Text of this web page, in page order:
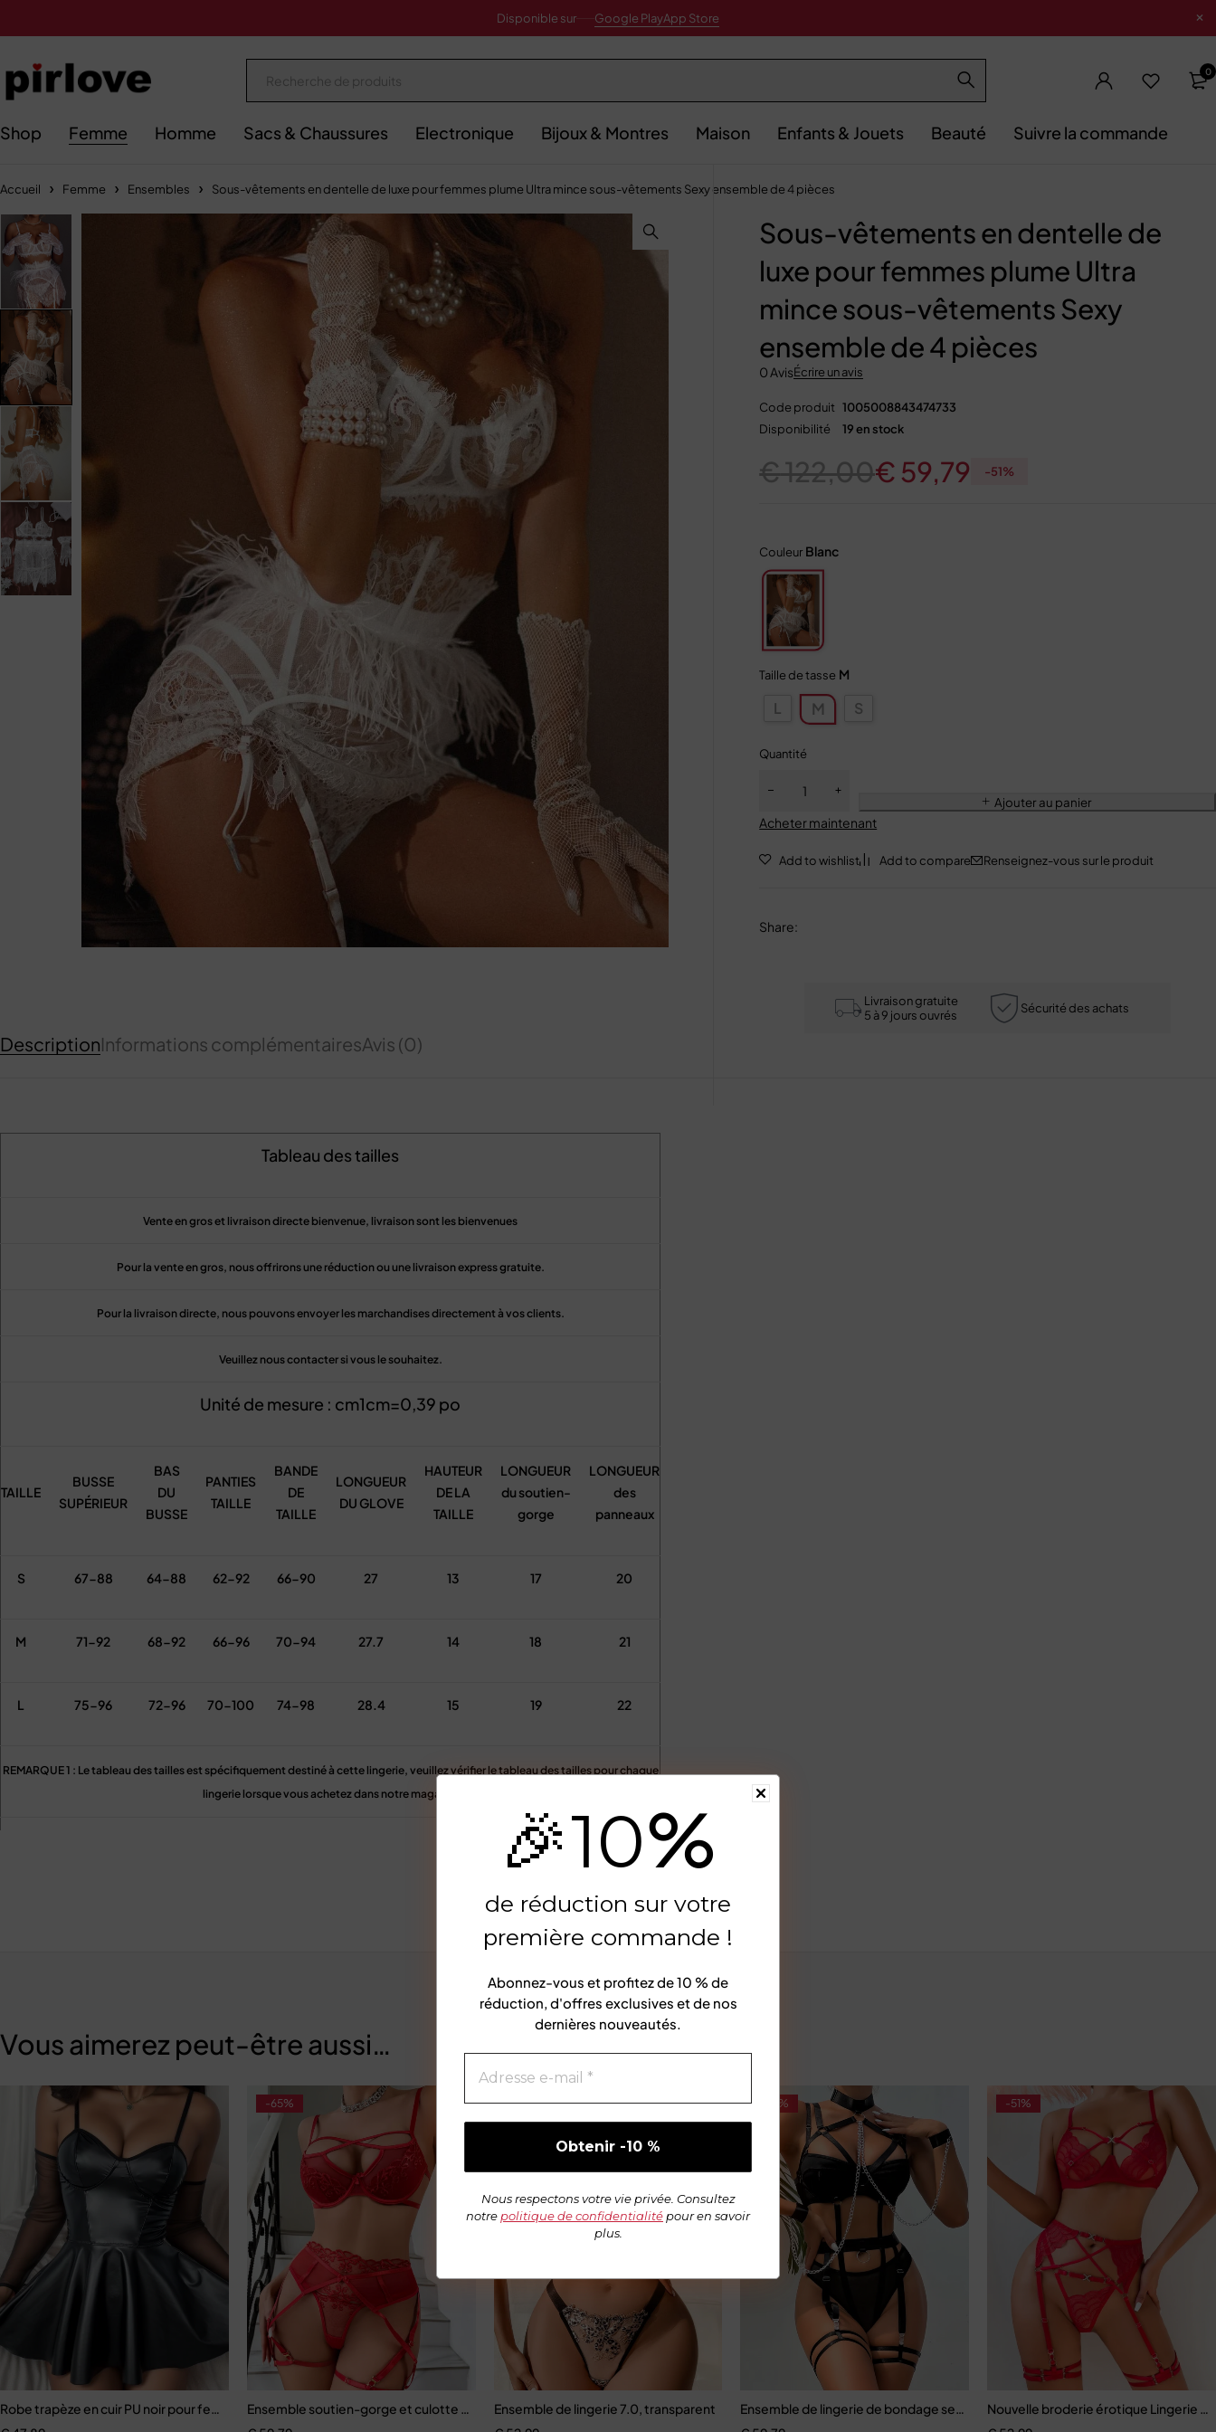
Disponible sur Google PlayApp Store
0
Shop Femme Homme Sacs & Chaussures Electronique Bijoux & Montres Maison Enfants & Jouets Beauté Suivre la commande
Accueil Femme Ensembles Sous-vêtements en dentelle de luxe pour femmes plume Ultra mince sous-vêtements Sexy ensemble de 4 pièces
Sous-vêtements en dentelle de
luxe pour femmes plume Ultra
mince sous-vêtements Sexy
ensemble de 4 pièces
0 AvisÉcrire un avis
Code produit 1005008843474733
Disponibilité
19 en stock
€122,00€59,79 -51%
Couleur Blanc
Taille de tasse M
L M S
Quantité
Ajouter au panier
Acheter maintenant
Renseignez-vous sur le produit
Share:
Livraison gratuite
5 à 9 jours ouvrés
Sécurité des achats
DescriptionInformations complémentairesAvis (0)
Tableau des tailles
Vente en gros et livraison directe bienvenue, livraison sont les bienvenues
Pour la vente en gros, nous offrirons une réduction ou une livraison express gratuite.
Pour la livraison directe, nous pouvons envoyer les marchandises directement à vos clients.
Veuillez nous contacter si vous le souhaitez.
Unité de mesure : cm1cm=0,39 po
TAILLE
BUSSE
SUPÉRIEUR
BAS
DU
BUSSE
PANTIES
TAILLE
BANDE
DE
TAILLE
LONGUEUR
DU GLOVE
HAUTEUR
DE LA
TAILLE
LONGUEUR
du soutien-
gorge
LONGUEUR
des
panneaux
S 67-88 64-88 62-92 66-90 27 13 17 20
M 71-92 68-92 66-96 70-94 27.7 14 18 21
L 75-96 72-96 70-100 74-98 28.4 15 19 22
REMARQUE 1 : Le tableau des tailles est spécifiquement destiné à cette lingerie, veuillez vérifier le tableau des tailles pour chaque
lingerie lorsque vous achetez dans notre magasin.
REMARQUE 2 : Veuillez prévoir une différence de 1 à 3 cm en raison de la mesure manuelle, merci de votre compréhension
🎉10%
de réduction sur votre
première commande !
Abonnez-vous et profitez de10 % de
réduction, d'offres exclusives et de nos
dernières nouveautés.
Nous respectons votre vie privée. Consultez
notre politique de confidentialité pour en savoir
plus.
Vous aimerez peut-être aussi…
Sexy creux transparent quatre pièces
Robe trapèze en cuir PU noir pour femmes
-65%
Ensemble soutien-gorge et culotte brodé pour femmes, jarretières coquines
-66%
Ensemble de lingerie 7.0, transparent
-50%
Ensemble de lingerie de bondage sexy
-51%
Nouvelle broderie érotique Lingerie